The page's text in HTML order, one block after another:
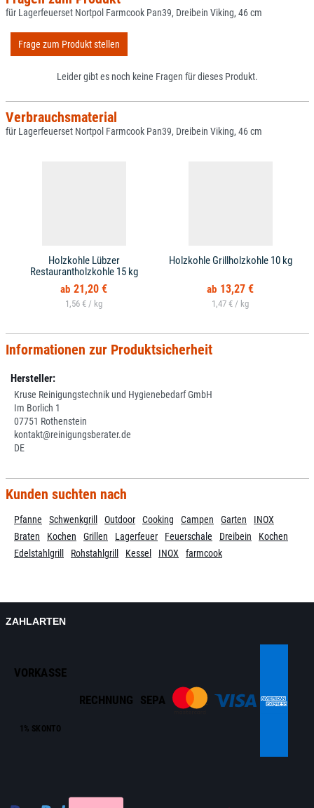
für Lagerfeuerset Nortpol Farmcook Pan39, Dreibein Viking, 46 cm
Frage zum Produkt stellen
Leider gibt es noch keine Fragen für dieses Produkt.
Verbrauchsmaterial
für Lagerfeuerset Nortpol Farmcook Pan39, Dreibein Viking, 46 cm
Holzkohle Lübzer
Restaurantholzkohle 15 kg
21,20 €
1,56 € /
Holzkohle Grillholzkohle 10 kg
13,27 €
1,47 € /
Informationen zur Produktsicherheit
Hersteller:
Kruse Reinigungstechnik und Hygienebedarf GmbH
Im Borlich 1
07751 Rothenstein
kontakt@reinigungsberater.de
DE
Kunden suchten nach
Pfanne Schwenkgrill Outdoor Cooking Campen Garten
INOX
Braten
Kochen Grillen Lagerfeuer Feuerschale Dreibein
Kochen
Edelstahlgrill
Rohstahlgrill Kessel INOX farmcook
ZAHLARTEN
VORKASSE
1% SKONTO
RECHNUNG SEPA